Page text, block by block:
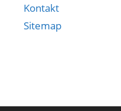
Kontakt
Sitemap